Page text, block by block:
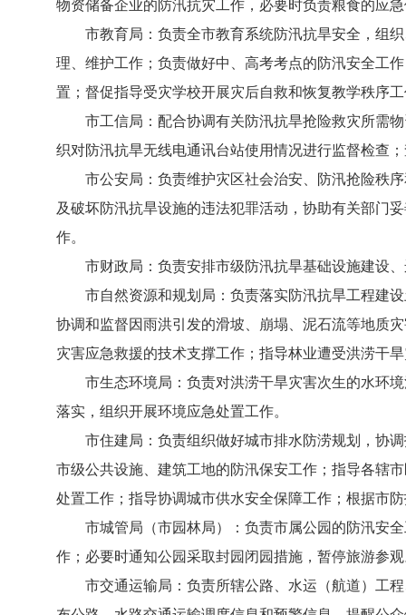
物资储备企业的防汛抗灾工作，必要时负责粮食的应
市教育局：负责全市教育系统防汛抗旱安全，组织
理、维护工作；负责做好中、高考考点的防汛安全工
置；督促指导受灾学校开展灾后自救和恢复教学秩序
市工信局：配合协调有关防汛抗旱抢险救灾所需物
织对防汛抗旱无线电通讯台站使用情况进行监督检查
市公安局：负责维护灾区社会治安、防汛抢险秩序
及破坏防汛抗旱设施的违法犯罪活动，协助有关部门
作。
市财政局：负责安排市级防汛抗旱基础设施建设、
市自然资源和规划局：负责落实防汛抗旱工程建设
协调和监督因雨洪引发的滑坡、崩塌、泥石流等地质
灾害应急救援的技术支撑工作；指导林业遭受洪涝干
市生态环境局：负责对洪涝干旱灾害次生的水环境
落实，组织开展环境应急处置工作。
市住建局：负责组织做好城市排水防涝规划，协调
市级公共设施、建筑工地的防汛保安工作；指导各辖
处置工作；指导协调城市供水安全保障工作；根据市
市城管局（市园林局）：负责市属公园的防汛安全
作；必要时通知公园采取封园闭园措施，暂停旅游参
市交通运输局：负责所辖公路、水运（航道）工程